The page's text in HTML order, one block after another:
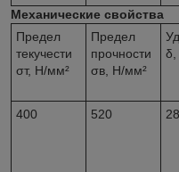
Механические свойства
Предел
текучести
σт, Н/мм²
Предел
прочности
σв , Н/мм²
δ,
400
520 28